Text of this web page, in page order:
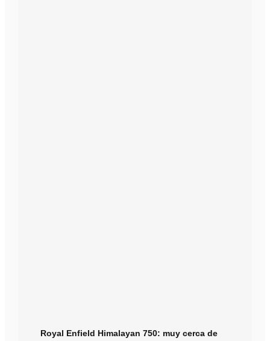
Royal Enfield Himalayan 750: muy cerca de